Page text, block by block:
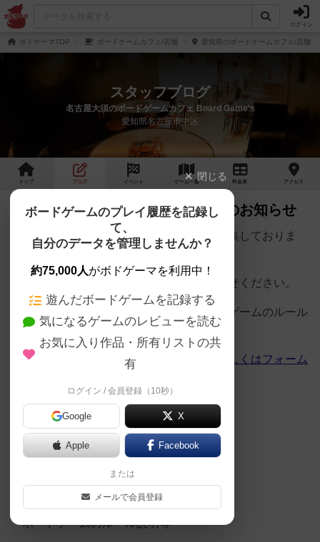
ログイン
ボドゲーマTOP ボードゲームカフェ/店舗 愛知県のボードゲームカフェ/店舗
スタッフブログ
名古屋大須のボードゲームカフェ Board Game's
愛知県名古屋市中区
トップ ブログ イベント ゲーム一覧 料金 表 アクセス
【求人】アルバイトスタッフ募集のお知らせ
当店では一緒に働いて頂けるスタッフを募集しておりま
未経験の方もお気軽にご応募、お問い合わせください。
ボードゲームに詳しい必要はなく、難しいゲームのルール
を覚えて頂く必要はございません。
ご応募は
予約、お問い合わせのライン、もしくはフォーム
【仕事内容】
・ボードゲームのルール説明等
閉じる
ボードゲームのプレイ履歴を記録し
て、
自分のデータを管理しませんか？
約75,000人がボドゲーマを利用中！
遊んだボードゲームを記録する
気になるゲームのレビューを読む
お気に入り作品・所有リストの共
有
ログイン / 会員登録（10秒）
Google X
Apple Facebook
または
メールで会員登録